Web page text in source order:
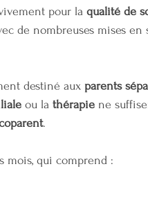
pour la qualité de
de nombreuses mises en
destiné aux parents
ou la thérapie ne
.
mois, qui comprend :